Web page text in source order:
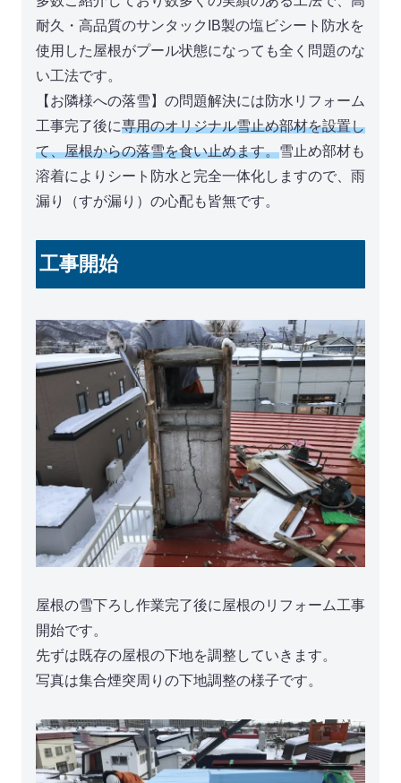
耐久・高品質のサンタックIB製の塩ビシート防水を
使用した屋根がプール状態になっても全く問題のな
い工法です。
【お隣様への落雪】の問題解決には防水リフォーム
工事完了後に専用のオリジナル雪止め部材を設置し
て、屋根からの落雪を食い止めます。雪止め部材も
溶着によりシート防水と完全一体化しますので、雨
漏り（すが漏り）の心配も皆無です。
工事開始
屋根の雪下ろし作業完了後に屋根のリフォーム工事
開始です。
先ずは既存の屋根の下地を調整していきます。
写真は集合煙突周りの下地調整の様子です。